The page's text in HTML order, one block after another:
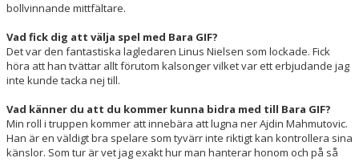
bollvinnande mittfältare.
Vad fick dig att välja spel med Bara GIF?
Det var den fantastiska lagledaren Linus Nielsen som lockade. Fick
höra att han tvättar allt förutom kalsonger vilket var ett erbjudande jag
inte kunde tacka nej till.
Vad känner du att du kommer kunna bidra med till Bara GIF?
Min roll i truppen kommer att innebära att lugna ner Ajdin Mahmutovic.
Han är en väldigt bra spelare som tyvärr inte riktigt kan kontrollera sina
känslor. Som tur är vet jag exakt hur man hanterar honom och på så